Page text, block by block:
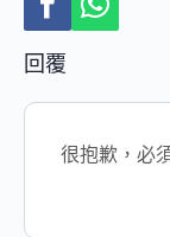
回覆
很抱歉，必